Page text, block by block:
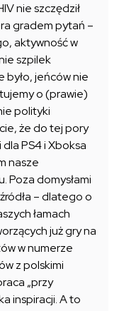
nie szczędził
gradem pytań –
aktywność w
szpilek
było, jeńców nie
o (prawie)
polityki
że do tej pory
PS4 i Xboksa
nasze
Poza domysłami
– dlatego o
łamach
już gry na
w numerze
z polskimi
„przy
inspiracji. A to